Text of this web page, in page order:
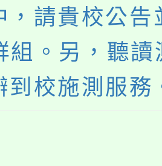
，請貴校公告
組。另，聽讀
到校施測服務